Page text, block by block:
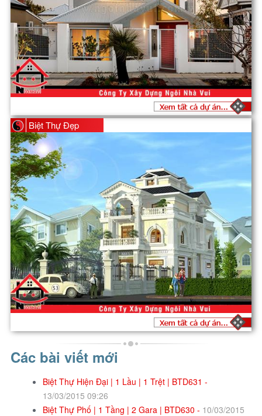
Biệt Thự Đẹp
Các bài viết mới
Biệt Thự Hiện Đại | 1 Lầu | 1 Trệt | BTD631 -
13/03/2015 09:26
Biệt Thự Phố | 1 Tầng | 2 Gara | BTD630 - 10/03/2015